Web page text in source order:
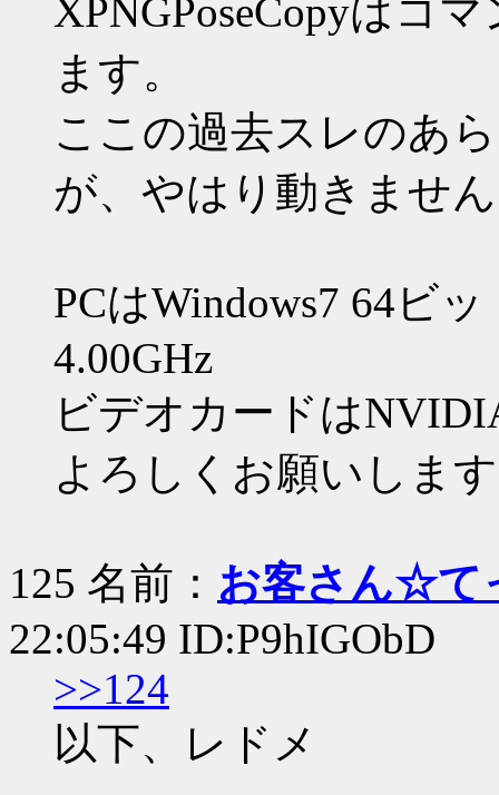
XPNGPoseCopyはコ
ます。
ここの過去スレのあ
が、やはり動きませ
PCはWindows7 64ビ
4.00GHz
ビデオカードは
よろしくお願いしま
125 名前： お客さん☆て
22:05:49 ID:P9hIGObD
>>124
以下、レドメ